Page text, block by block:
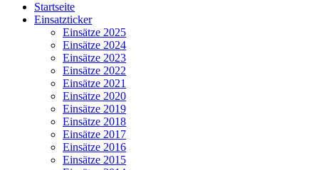
Startseite
Einsatzticker
Einsätze 2025
Einsätze 2024
Einsätze 2023
Einsätze 2022
Einsätze 2021
Einsätze 2020
Einsätze 2019
Einsätze 2018
Einsätze 2017
Einsätze 2016
Einsätze 2015